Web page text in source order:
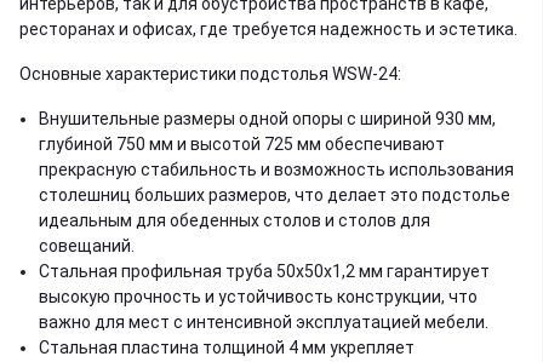
интерьеров, так и для обустройства пространств в кафе,
ресторанах и офисах, где требуется надежность и эстетика.
Основные характеристики подстолья WSW-24:
Внушительные размеры одной опоры с шириной 930 мм,
глубиной 750 мм и высотой 725 мм обеспечивают
прекрасную стабильность и возможность использования
столешниц больших размеров, что делает это подстолье
идеальным для обеденных столов и столов для
совещаний.
Стальная профильная труба 50x50x1,2 мм гарантирует
высокую прочность и устойчивость конструкции, что
важно для мест с интенсивной эксплуатацией мебели.
Стальная пластина толщиной 4 мм укрепляет